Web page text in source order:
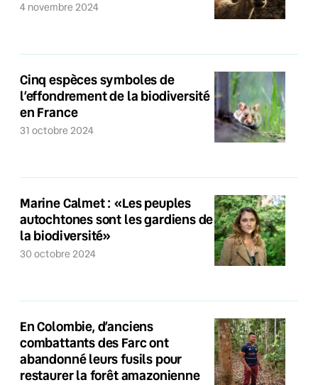
4 novembre 2024
Cinq espèces symboles de
l’effondrement de la biodiversité
en France
31 octobre 2024
Marine Calmet : «Les peuples
autochtones sont les gardiens de
la biodiversité»
30 octobre 2024
En Colombie, d’anciens
combattants des Farc ont
abandonné leurs fusils pour
restaurer la forêt amazonienne